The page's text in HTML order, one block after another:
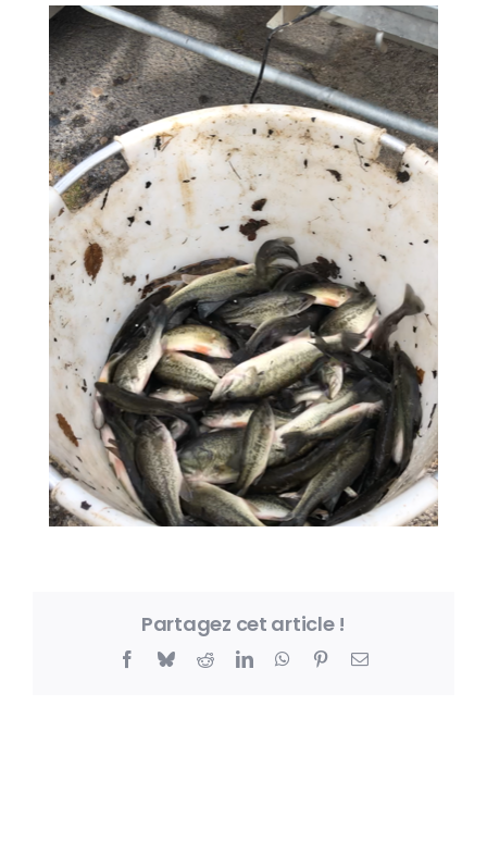
Partagez cet article !
Facebook
BlueskyRedditLinkedInWhatsApp
PinterestEmail